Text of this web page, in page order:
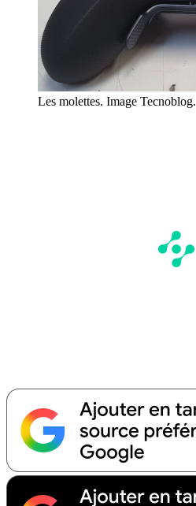
Les molettes. Image Tecnoblog.